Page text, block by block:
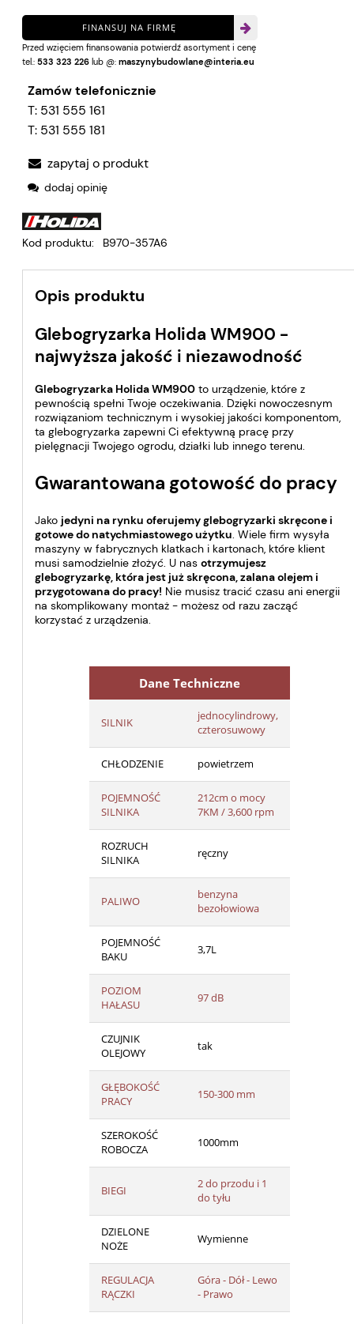
FINANSUJ NA FIRMĘ
Przed wzięciem finansowania potwierdź asortyment i cenę
tel.: 533 323 226 lub @: maszynybudowlane@interia.eu
Zamów telefonicznie
T: 531 555 161
T: 531 555 181
zapytaj o produkt
dodaj opinię
Kod produktu: B970-357A6
Opis produktu
Glebogryzarka Holida WM900 -
najwyższa jakość i niezawodność
Glebogryzarka Holida WM900 to urządzenie, które z
pewnością spełni Twoje oczekiwania. Dzięki nowoczesnym
rozwiązaniom technicznym i wysokiej jakości komponentom,
ta glebogryzarka zapewni Ci efektywną pracę przy
pielęgnacji Twojego ogrodu, działki lub innego terenu.
Gwarantowana gotowość do pracy
Jako jedyni na rynku oferujemy glebogryzarki skręcone i
gotowe do natychmiastowego użytku . Wiele firm wysyła
maszyny w fabrycznych klatkach i kartonach, które klient
musi samodzielnie złożyć. U nas otrzymujesz
glebogryzarkę, która jest już skręcona, zalana olejem i
przygotowana do pracy! Nie musisz tracić czasu ani energii
na skomplikowany montaż - możesz od razu zacząć
korzystać z urządzenia.
Dane Techniczne
SILNIK
jednocylindrowy,
czterosuwowy
CHŁODZENIE powietrzem
POJEMNOŚĆ
SILNIKA
212cm o mocy
7KM / 3,600 rpm
ROZRUCH
SILNIKA
ręczny
PALIWO
benzyna
bezołowiowa
POJEMNOŚĆ
BAKU
3,7L
POZIOM
HAŁASU
97 dB
CZUJNIK
OLEJOWY
tak
GŁĘBOKOŚĆ
PRACY
150-300 mm
SZEROKOŚĆ
ROBOCZA
1000mm
BIEGI
2 do przodu i 1
do tyłu
DZIELONE
NOŻE
Wymienne
REGULACJA
RĄCZKI
Góra - Dół - Lewo
- Prawo